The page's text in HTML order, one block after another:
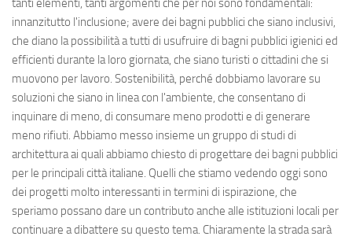
tanti elementi, tanti argomenti che per noi sono fondamentali:
innanzitutto l'inclusione; avere dei bagni pubblici che siano inclusivi,
che diano la possibilità a tutti di usufruire di bagni pubblici igienici ed
efficienti durante la loro giornata, che siano turisti o cittadini che si
muovono per lavoro. Sostenibilità, perché dobbiamo lavorare su
soluzioni che siano in linea con l'ambiente, che consentano di
inquinare di meno, di consumare meno prodotti e di generare
meno rifiuti. Abbiamo messo insieme un gruppo di studi di
architettura ai quali abbiamo chiesto di progettare dei bagni pubblici
per le principali città italiane. Quelli che stiamo vedendo oggi sono
dei progetti molto interessanti in termini di ispirazione, che
speriamo possano dare un contributo anche alle istituzioni locali per
continuare a dibattere su questo tema. Chiaramente la strada sarà